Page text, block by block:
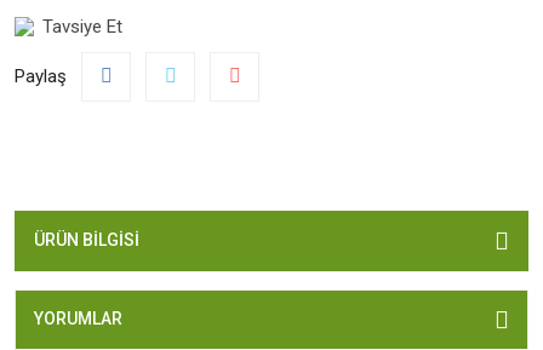
Tavsiye Et
Paylaş
ÜRÜN BILGISI
YORUMLAR